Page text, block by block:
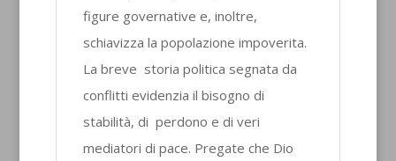
figure governative e, inoltre,
schiavizza la popolazione impoverita.
La breve storia politica segnata da
conflitti evidenzia il bisogno di
stabilità, di perdono e di veri
mediatori di pace. Pregate che Dio